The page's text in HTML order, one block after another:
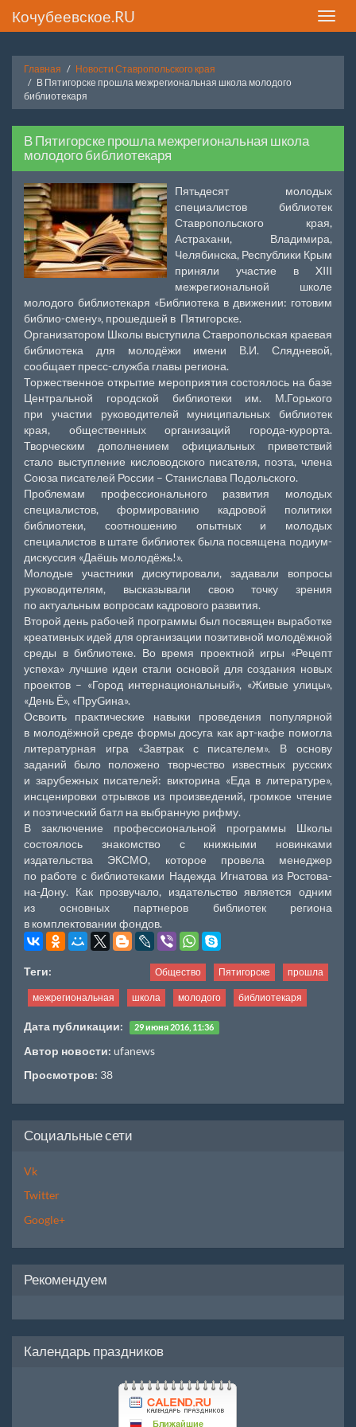
Toggle
Кочубеевское.RU
Главная
Новости Ставропольского края
В Пятигорске прошла межрегиональная школа молодого
библиотекаря
В Пятигорске прошла межрегиональная школа
молодого библиотекаря
Пятьдесят молодых
специалистов библиотек
Ставропольского края,
Астрахани, Владимира,
Челябинска, Республики Крым
приняли участие в XIII
межрегиональной школе
молодого библиотекаря «Библиотека в движении: готовим
библио-смену», прошедшей в Пятигорске.
Организатором Школы выступила Ставропольская краевая
библиотека для молодёжи имени В.И. Слядневой,
сообщает пресс-служба главы региона.
Торжественное открытие мероприятия состоялось на базе
Центральной городской библиотеки им. М.Горького
при участии руководителей муниципальных библиотек
края, общественных организаций города-курорта.
Творческим дополнением официальных приветствий
стало выступление кисловодского писателя, поэта, члена
Союза писателей России – Станислава Подольского.
Проблемам профессионального развития молодых
специалистов, формированию кадровой политики
библиотеки, соотношению опытных и молодых
специалистов в штате библиотек была посвящена подиум-
дискуссия «Даёшь молодёжь!».
Молодые участники дискутировали, задавали вопросы
руководителям, высказывали свою точку зрения
по актуальным вопросам кадрового развития.
Второй день рабочей программы был посвящен выработке
креативных идей для организации позитивной молодёжной
среды в библиотеке. Во время проектной игры «Рецепт
успеха» лучшие идеи стали основой для создания новых
проектов – «Город интернациональный», «Живые улицы»,
«День Ё», «ПруGина».
Освоить практические навыки проведения популярной
в молодёжной среде формы досуга как арт-кафе помогла
литературная игра «Завтрак с писателем». В основу
заданий было положено творчество известных русских
и зарубежных писателей: викторина «Еда в литературе»,
инсценировки отрывков из произведений, громкое чтение
и поэтический батл на выбранную рифму.
В заключение профессиональной программы Школы
состоялось знакомство с книжными новинками
издательства ЭКСМО, которое провела менеджер
по работе с библиотеками Надежда Игнатова из Ростова-
на-Дону. Как прозвучало, издательство является одним
из основных партнеров библиотек региона
в комплектовании фондов.
Теги: Общество Пятигорске прошла
межрегиональная школа молодого библиотекаря
Дата публикации: 29 июня 2016, 11:36
Автор новости: ufanews
Просмотров: 38
Социальные сети
Vk
Twitter
Google+
Рекомендуем
Календарь праздников